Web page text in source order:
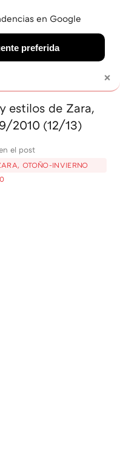
GASTRO SNEAKERS
estilos de Zara,
2010 (12/13)
el post
OTOÑO-INVIERNO
×
en Google
preferida